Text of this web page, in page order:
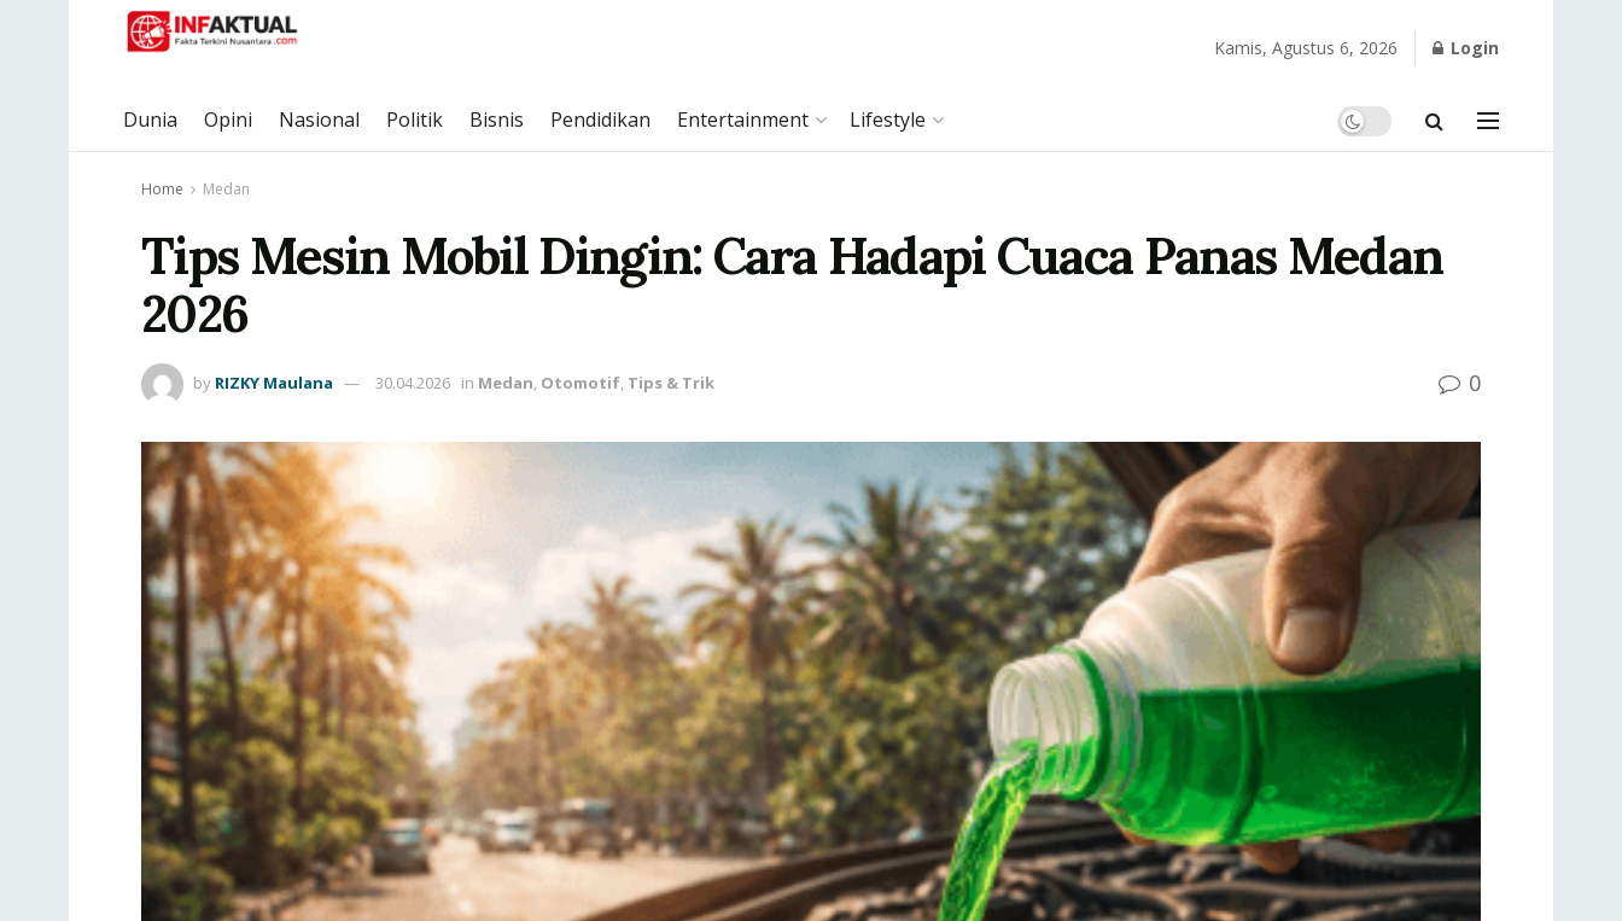
Kamis, Agustus 6, 2026 Login
Dunia Opini Nasional Politik Bisnis Pendidikan Entertainment Lifestyle
Home Medan
Tips Mesin Mobil Dingin: Cara Hadapi Cuaca Panas Medan
2026
by RIZKY Maulana 30.04.2026 in Medan, Otomotif, Tips & Trik 0